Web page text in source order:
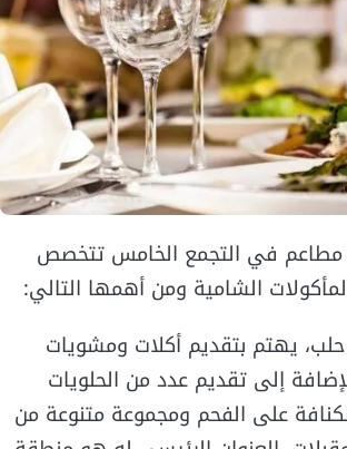
مطاعم في التجمع الخامس تتخصص
الشامية ومن أهمها التالي:
يهتم بتقديم أكلات ومشويات
إلى تقديم عدد من الحلويات
على الفحم ومجموعة متنوعة من